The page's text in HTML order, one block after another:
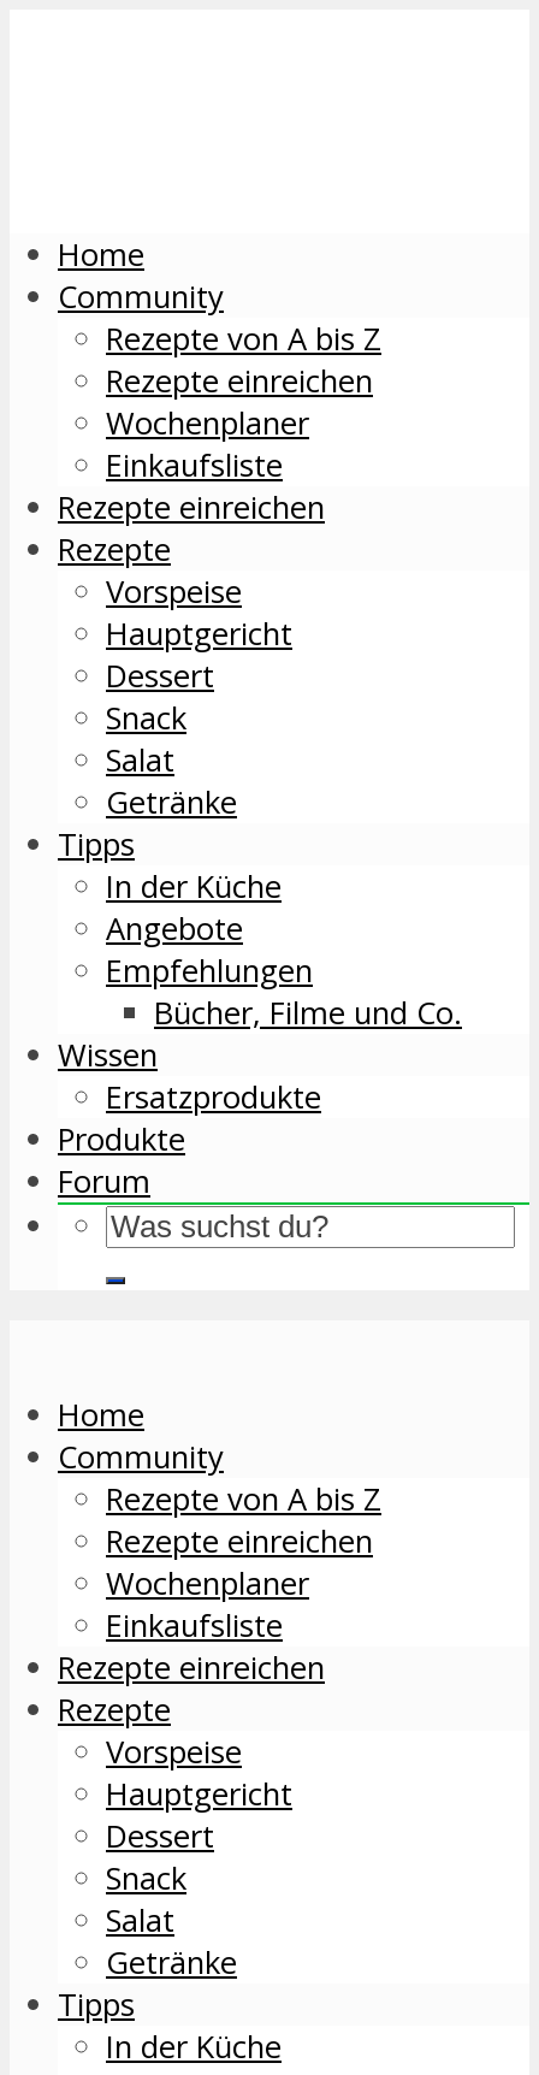
Home
Community
Rezepte von A bis Z
Rezepte einreichen
Wochenplaner
Einkaufsliste
Rezepte einreichen
Rezepte
Vorspeise
Hauptgericht
Dessert
Snack
Salat
Getränke
Tipps
In der Küche
Angebote
Empfehlungen
Bücher, Filme und Co.
Wissen
Ersatzprodukte
Produkte
Forum
Home
Community
Rezepte von A bis Z
Rezepte einreichen
Wochenplaner
Einkaufsliste
Rezepte einreichen
Rezepte
Vorspeise
Hauptgericht
Dessert
Snack
Salat
Getränke
Tipps
In der Küche